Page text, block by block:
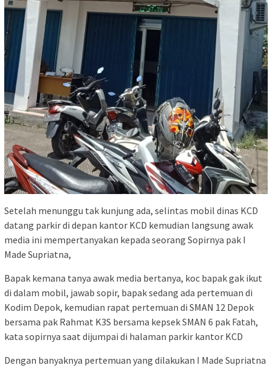
Setelah menunggu tak kunjung ada, selintas mobil dinas KCD
datang parkir di depan kantor KCD kemudian langsung awak
media ini mempertanyakan kepada seorang Sopirnya pak I
Made Supriatna,
Bapak kemana tanya awak media bertanya, koc bapak gak ikut
di dalam mobil, jawab sopir, bapak sedang ada pertemuan di
Kodim Depok, kemudian rapat pertemuan di SMAN 12 Depok
bersama pak Rahmat K3S bersama kepsek SMAN 6 pak Fatah,
kata sopirnya saat dijumpai di halaman parkir kantor KCD
Dengan banyaknya pertemuan yang dilakukan I Made Supriatna